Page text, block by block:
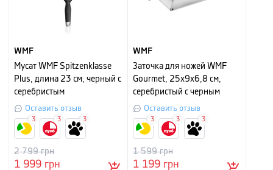
WMF
Мусат WMF Spitzenklasse
Plus, длина 23 см, черный с
серебристым
Оставить отзыв
1 999 грн
2 799грн
3 3 3
WMF
Заточка для ножей WMF
Gourmet, 25х9х6,8 см,
серебристый с черным
Оставить отзыв
1 199 грн
1 599грн
3 3 3